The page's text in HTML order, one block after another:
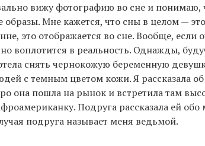
вижу фотографию во сне и понимаю,
образы. Мне кажется, что сны в целом —
это отображается во сне. Вообще, если
воплотится в реальность. Однажды,
снять чернокожую беременную
с темным цветом кожи. Я рассказала
она пошла на рынок и встретила там
Подруга рассказала ей обо
подруга называет меня ведьмой.